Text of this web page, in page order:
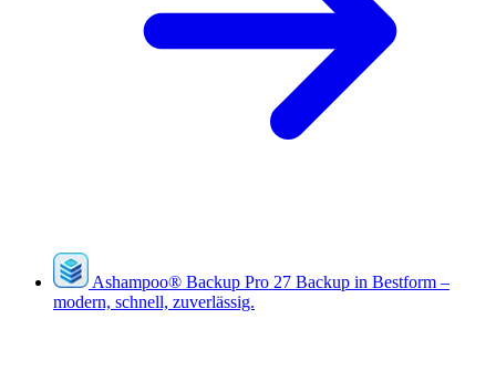
Ashampoo® Backup Pro 27 Backup in Bestform –
modern, schnell, zuverlässig.